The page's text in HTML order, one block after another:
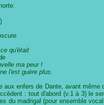
qu'était
ma peur !
l'est guère plus.
aux enfers de Dante, avant
: tout d'abord (v.1 à 3) le
du madrigal (pour ensemble